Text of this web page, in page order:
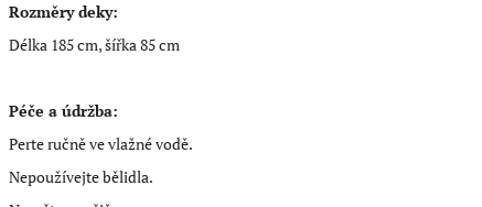
Rozměry deky:
Délka 185 cm, šířka 85 cm
Péče a údržba:
Perte ručně ve vlažné vodě.
Nepoužívejte bělidla.